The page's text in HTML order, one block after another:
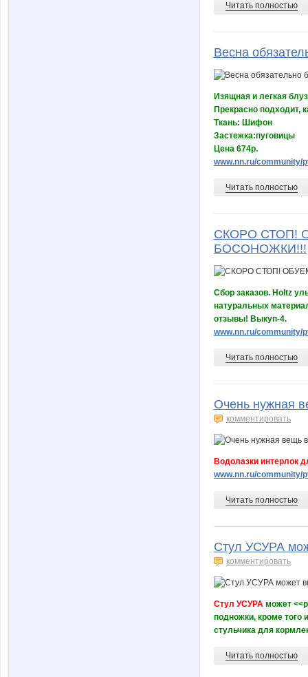
Читать полностью
Весна
Изящная и легкая
Прекрасно подходит,
Ткань: Шифон
Застежка:пуговицы
Цена 674р.
www.nn.ru/community/
Читать полностью
СКОРО СТОП!
БОСОНОЖКИ!!!
Сбор заказов. Holtz
натуральных
отзывы! Выкуп-4.
www.nn.ru/community/
Читать полностью
Очень нужная
комментировать
Водолазки интерлок
www.nn.ru/community/
Читать полностью
Стул УСУРА
комментировать
Стул УСУРА может
подножки, кроме того
стульчика для
Читать полностью